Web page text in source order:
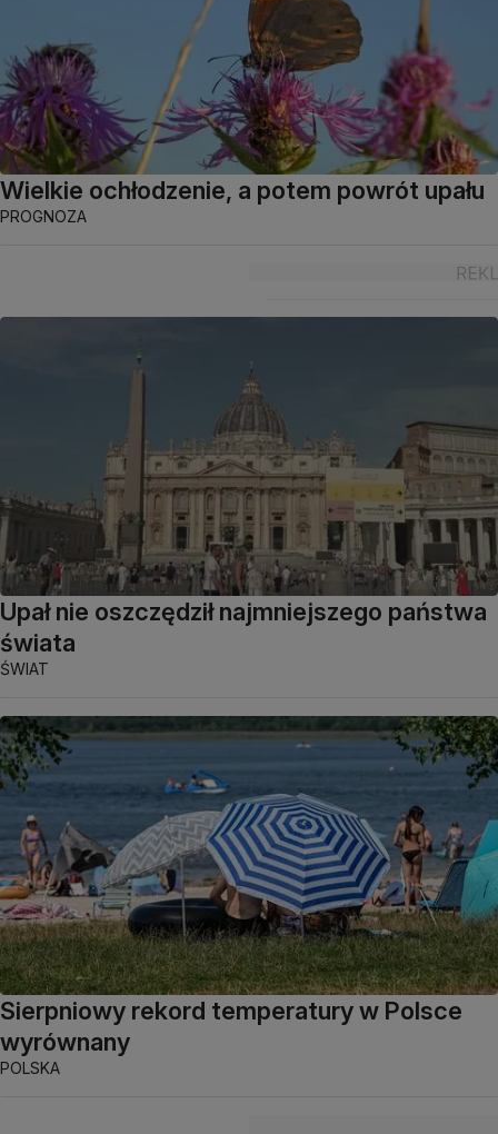
Wielkie ochłodzenie, a potem powrót upału
PROGNOZA
Upał nie oszczędził najmniejszego państwa
świata
ŚWIAT
Sierpniowy rekord temperatury w Polsce
wyrównany
POLSKA